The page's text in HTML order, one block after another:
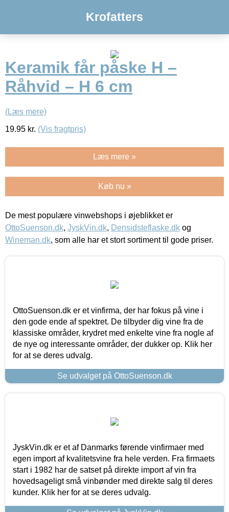
Krofatters
Keramik får påske H –
Råhvid – H 6 cm
(Læs mere)
19.95 kr. (Vis fragtpris)
Læs mere »
Køb nu »
De mest populære vinwebshops i øjeblikket er
OttoSuenson.dk, JyskVin.dk, Densidsteflaske.dk og
Wineman.dk, som alle har et stort sortiment til gode priser.
OttoSuenson.dk er et vinfirma, der har fokus på vine i
den gode ende af spektret. De tilbyder dig vine fra de
klassiske områder, krydret med enkelte vine fra nogle af
de nye og interessante områder, der dukker op. Klik her
for at se deres udvalg.
Se udvalget på OttoSuenson.dk
JyskVin.dk er et af Danmarks førende vinfirmaer med
egen import af kvalitetsvine fra hele verden. Fra firmaets
start i 1982 har de satset på direkte import af vin fra
hovedsageligt små vinbønder med direkte salg til deres
kunder. Klik her for at se deres udvalg.